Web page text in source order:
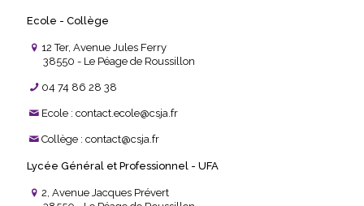
Ecole - Collège
12 Ter, Avenue Jules Ferry
38550 - Le Péage de Roussillon
04 74 86 28 38
Ecole : contact.ecole@csja.fr
Collège : contact@csja.fr
Lycée Général et Professionnel - UFA
2, Avenue Jacques Prévert